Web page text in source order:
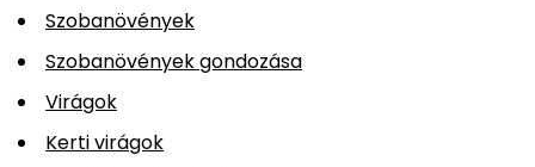
Szobanövények
Szobanövények gondozása
Virágok
Kerti virágok